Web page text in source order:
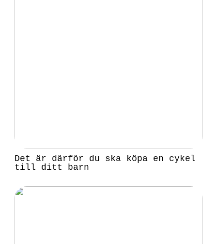
Det är därför du ska köpa en cykel
till ditt barn